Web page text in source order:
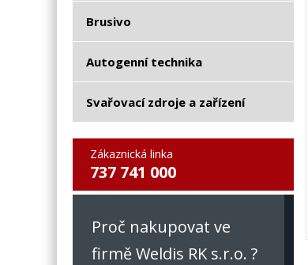
Brusivo
Autogenní technika
Svařovací zdroje a zařízení
Zákaznická linka
737 741 000
Proč nakupovat ve
firmě Weldis RK s.r.o. ?